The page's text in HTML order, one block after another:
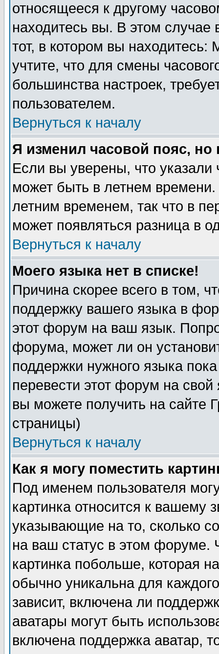
относящееся к другому
находитесь вы. В этом
тот, в котором вы
учтите, что для смены
большинства настроек,
пользователем.
Вернуться к началу
Я изменил часовой пояс,
Если вы уверены, что указали
может быть в летнем
летним временем, так что в
может появляться разница в
Вернуться к началу
Моего языка нет в списке!
Причина скорее всего в том,
поддержку вашего языка в
этот форум на ваш язык.
форума, может ли он
поддержки нужного языка
перевести этот форум на
вы можете получить на сайте
страницы)
Вернуться к началу
Как я могу поместить
Под именем пользователя
картинка относится к вашему
указывающие на то, сколько
на ваш статус в этом форуме.
картинка побольше, которая
обычно уникальна для
зависит, включена ли
аватары могут быть
включена поддержка аватар,